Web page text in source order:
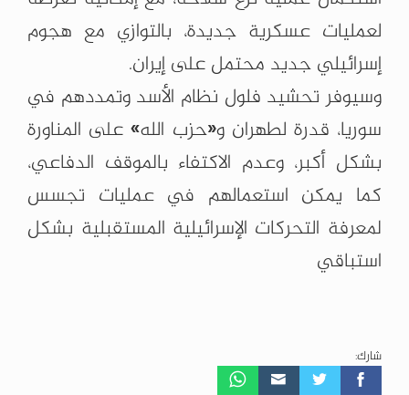
لعمليات عسكرية جديدة، بالتوازي مع هجوم
إسرائيلي جديد محتمل على إيران.
وسيوفر تحشيد فلول نظام الأسد وتمددهم في
سوريا، قدرة لطهران و«حزب الله» على المناورة
بشكل أكبر، وعدم الاكتفاء بالموقف الدفاعي،
كما يمكن استعمالهم في عمليات تجسس
لمعرفة التحركات الإسرائيلية المستقبلية بشكل
استباقي
شارك: